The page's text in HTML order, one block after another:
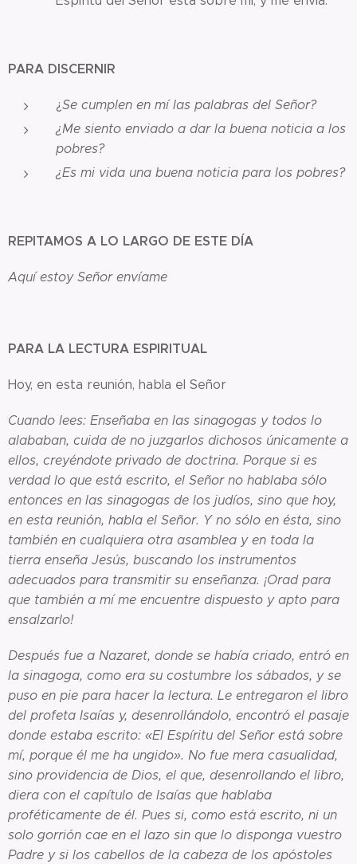
PARA DISCERNIR
¿Se cumplen en mí las palabras del Señor?
¿Me siento enviado a dar la buena noticia a los
pobres?
¿Es mi vida una buena noticia para los pobres?
REPITAMOS A LO LARGO DE ESTE DÍA
Aquí estoy Señor envíame
PARA LA LECTURA ESPIRITUAL
Hoy, en esta reunión, habla el Señor
Cuando lees: Enseñaba en las sinagogas y todos lo
alababan, cuida de no juzgarlos dichosos únicamente a
ellos, creyéndote privado de doctrina. Porque si es
verdad lo que está escrito, el Señor no hablaba sólo
entonces en las sinagogas de los judíos, sino que hoy,
en esta reunión, habla el Señor. Y no sólo en ésta, sino
también en cualquiera otra asamblea y en toda la
tierra enseña Jesús, buscando los instrumentos
adecuados para transmitir su enseñanza. ¡Orad para
que también a mí me encuentre dispuesto y apto para
ensalzarlo!
Después fue a Nazaret, donde se había criado, entró en
la sinagoga, como era su costumbre los sábados, y se
puso en pie para hacer la lectura. Le entregaron el libro
del profeta Isaías y, desenrollándolo, encontró el pasaje
donde estaba escrito: «El Espíritu del Señor está sobre
mí, porque él me ha ungido». No fue mera casualidad,
sino providencia de Dios, el que, desenrollando el libro,
diera con el capítulo de Isaías que hablaba
proféticamente de él. Pues si, como está escrito, ni un
solo gorrión cae en el lazo sin que lo disponga vuestro
Padre y si los cabellos de la cabeza de los apóstoles